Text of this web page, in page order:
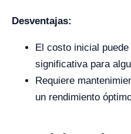
Desventajas:
El costo inicial
significativa para
Requiere
un rendimiento